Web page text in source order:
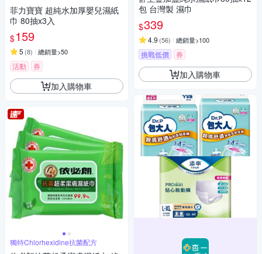
激性測試
菲力寶寶 超純水加厚嬰兒濕紙
巾 80抽x3入
$159
5 (8) 總銷量>50
活動 券
加入購物車
獨特Chlorhexidine抗菌配方
包 台灣製 濕巾
$339
4.9 (56) 總銷量>100
挑戰低價 券
加入購物車